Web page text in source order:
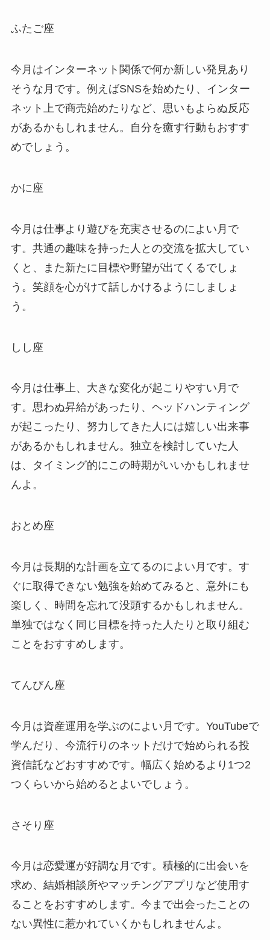
ふたご座
今月はインターネット関係で何か新しい発見あり
そうな月です。例えばSNSを始めたり、インター
ネット上で商売始めたりなど、思いもよらぬ反応
があるかもしれません。自分を癒す行動もおすす
めでしょう。
かに座
今月は仕事より遊びを充実させるのによい月で
す。共通の趣味を持った人との交流を拡大してい
くと、また新たに目標や野望が出てくるでしょ
う。笑顔を心がけて話しかけるようにしましょ
う。
しし座
今月は仕事上、大きな変化が起こりやすい月で
す。思わぬ昇給があったり、ヘッドハンティング
が起こったり、努力してきた人には嬉しい出来事
があるかもしれません。独立を検討していた人
は、タイミング的にこの時期がいいかもしれませ
んよ。
おとめ座
今月は長期的な計画を立てるのによい月です。す
ぐに取得できない勉強を始めてみると、意外にも
楽しく、時間を忘れて没頭するかもしれません。
単独ではなく同じ目標を持った人たりと取り組む
ことをおすすめします。
てんびん座
今月は資産運用を学ぶのによい月です。YouTubeで
学んだり、今流行りのネットだけで始められる投
資信託などおすすめです。幅広く始めるより1つ2
つくらいから始めるとよいでしょう。
さそり座
今月は恋愛運が好調な月です。積極的に出会いを
求め、結婚相談所やマッチングアプリなど使用す
ることをおすすめします。今まで出会ったことの
ない異性に惹かれていくかもしれませんよ。